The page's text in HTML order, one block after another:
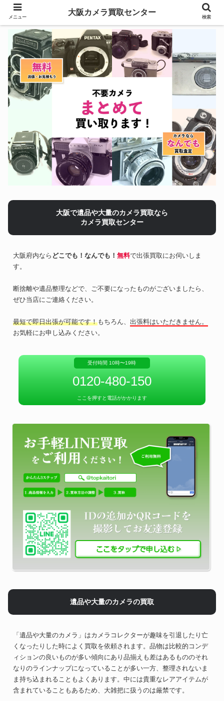
大阪で遺品や大量のカメラ買取なら
カメラ買取センター
大阪府内なら どこでも！なんでも！ 無料で出張買取にお伺いしま
す。
断捨離や遺品整理などで、ご不要になったものがございましたら、
ぜひ当店にご連絡ください。
最短で即日出張が可能です！もちろん、 出張料はいただきません。
お気軽にお申し込みください。
受付時間 10時〜19時
0120-480-150
ここを押すと電話がかかります
遺品や大量のカメラの買取
「遺品や大量のカメラ」はカメラコレクターが趣味を引退したり亡
くなったりした時によく買取を依頼されます。品物は比較的コンデ
ィションの良いものが多い傾向にあり品揃えも差はあるもののそれ
なりのラインナップになっていることが多い一方、整理されないま
ま持ち込まれることもよくあります。中には貴重なレアアイテムが
含まれていることもあるため、大雑把に扱うのは厳禁です。
メニュー
大阪カメラ買取センター
検索